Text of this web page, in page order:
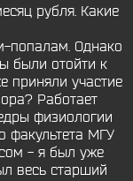
рубля. Какие
попалам. Однако
были отойти к
приняли участие
Работает
физиологии
факультета МГУ
- я был уже
весь старший